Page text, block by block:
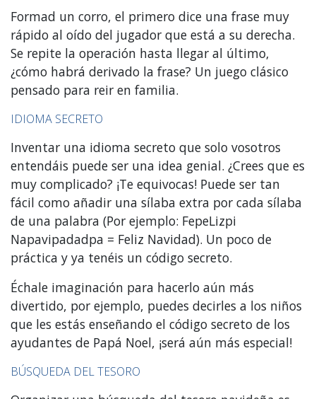
Formad un corro, el primero dice una frase muy
rápido al oído del jugador que está a su derecha.
Se repite la operación hasta llegar al último,
¿cómo habrá derivado la frase? Un juego clásico
pensado para reir en familia.
IDIOMA SECRETO
Inventar una idioma secreto que solo vosotros
entendáis puede ser una idea genial. ¿Crees que es
muy complicado? ¡Te equivocas! Puede ser tan
fácil como añadir una sílaba extra por cada sílaba
de una palabra (Por ejemplo: FepeLizpi
Napavipadadpa = Feliz Navidad). Un poco de
práctica y ya tenéis un código secreto.
Échale imaginación para hacerlo aún más
divertido, por ejemplo, puedes decirles a los niños
que les estás enseñando el código secreto de los
ayudantes de Papá Noel, ¡será aún más especial!
BÚSQUEDA DEL TESORO